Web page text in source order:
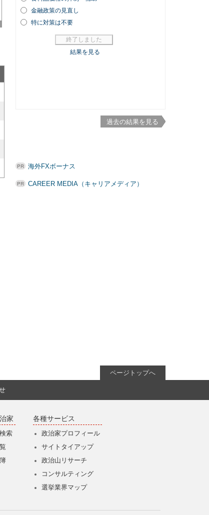
過去の結果を見る
海外FXボーナス
CAREER MEDIA（キャリアメディア）
ページトップへ
家
索
各種サービス
政治家プロフィール
サイトタイアップ
政治山リサーチ
コンサルティング
選挙業界マップ